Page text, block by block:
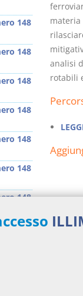
materia
analisi
rotabili
148
148
148
148
148
148
148
148